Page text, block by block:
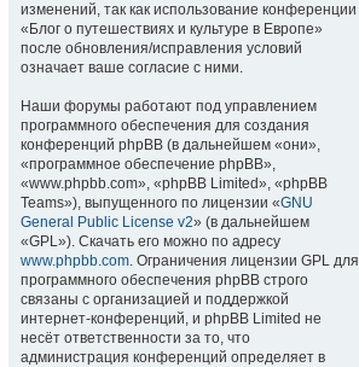
изменений, так как использование конференции
«Блог о путешествиях и культуре в Европе»
после обновления/исправления условий
означает ваше согласие с ними.
Наши форумы работают под управлением
программного обеспечения для создания
конференций phpBB (в дальнейшем «они»,
«программное обеспечение phpBB»,
«www.phpbb.com», «phpBB Limited», «phpBB
Teams»), выпущенного по лицензии «GNU
General Public License v2» (в дальнейшем
«GPL»). Скачать его можно по адресу
www.phpbb.com. Ограничения лицензии GPL для
программного обеспечения phpBB строго
связаны с организацией и поддержкой
интернет-конференций, и phpBB Limited не
несёт ответственности за то, что
администрация конференций определяет в